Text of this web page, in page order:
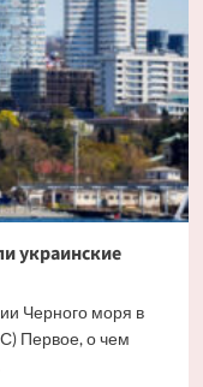
украинские
Черного моря в
Первое, о чем